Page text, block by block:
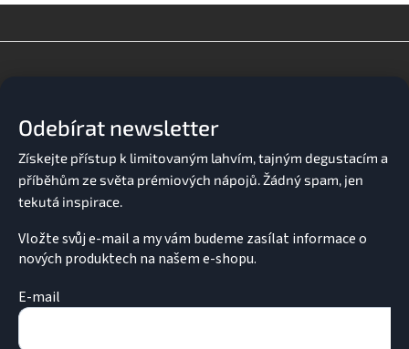
Odebírat newsletter
Vložte svůj e-mail a my vám budeme zasílat informace o
nových produktech na našem e-shopu.
E-mail